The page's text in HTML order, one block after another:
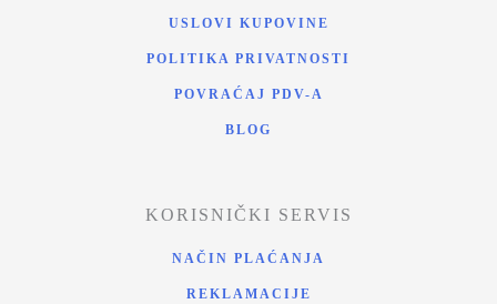
USLOVI KUPOVINE
POLITIKA PRIVATNOSTI
POVRAĆAJ PDV-A
BLOG
KORISNIČKI SERVIS
NAČIN PLAĆANJA
REKLAMACIJE